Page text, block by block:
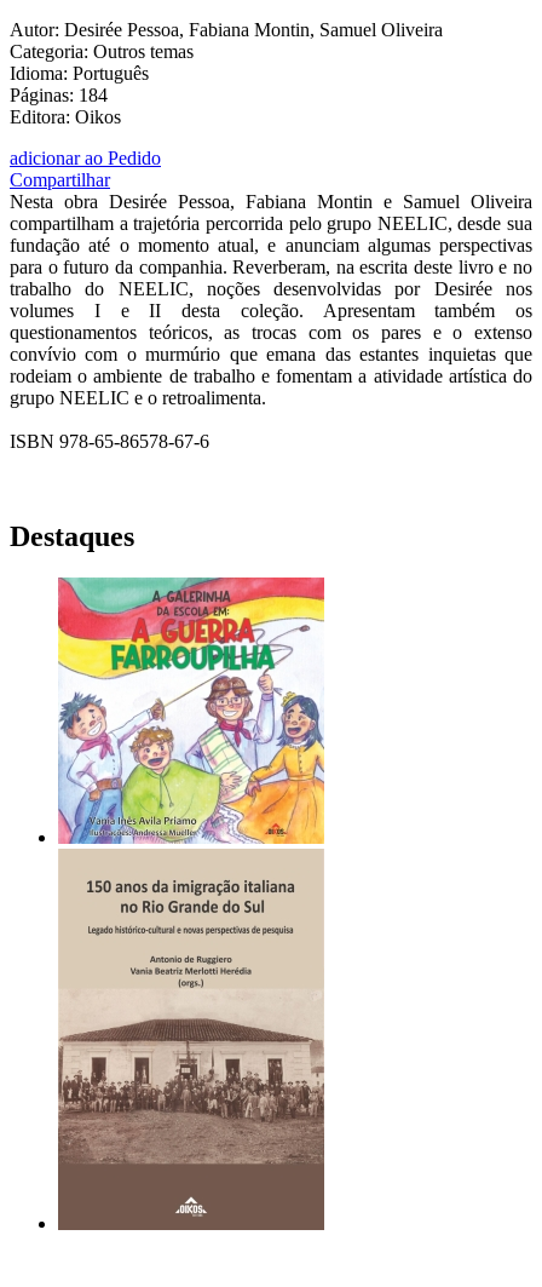
Autor: Desirée Pessoa, Fabiana Montin, Samuel Oliveira
Categoria: Outros temas
Idioma: Português
Páginas: 184
Editora: Oikos
adicionar ao Pedido
Compartilhar
Nesta obra Desirée Pessoa, Fabiana Montin e Samuel Oliveira
compartilham a trajetória percorrida pelo grupo NEELIC, desde sua
fundação até o momento atual, e anunciam algumas perspectivas
para o futuro da companhia. Reverberam, na escrita deste livro e no
trabalho do NEELIC, noções desenvolvidas por Desirée nos
volumes I e II desta coleção. Apresentam também os
questionamentos teóricos, as trocas com os pares e o extenso
convívio com o murmúrio que emana das estantes inquietas que
rodeiam o ambiente de trabalho e fomentam a atividade artística do
grupo NEELIC e o retroalimenta.
ISBN 978-65-86578-67-6
Destaques